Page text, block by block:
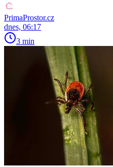
PrimaProstor.cz
dnes, 06:17
3 min